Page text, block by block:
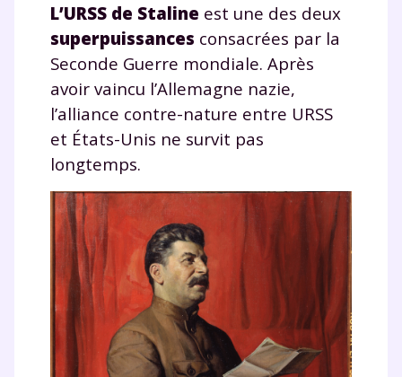
L’URSS de Staline est une des deux
superpuissances consacrées par la
Seconde Guerre mondiale. Après
avoir vaincu l’Allemagne nazie,
l’alliance contre-nature entre URSS
et États-Unis ne survit pas
longtemps.